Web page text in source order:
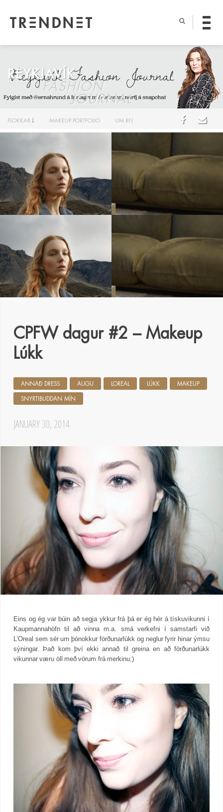
REYKJAVÍK
FASHION
JOURNAL
FLOKKAR MAKEUP PORTFOLIO UM RFJ
CPFW dagur #2 – Makeup
Lúkk
JANUARY 30, 2014
ANNAÐ DRESS AUGU LOREAL LÚKK MAKEUP
SNYRTIBUDDAN MÍN
Eins og ég var búin að segja ykkur frá þá er ég hér á tískuvikunni í
Kaupmannahöfn til að vinna m.a. smá verkefni í samstarfi við
L’Oreal sem sér um þónokkur förðunarlúkk og neglur fyrir hinar ýmsu
sýningar. Það kom því ekki annað til greina en að förðunarlúkk
vikunnar væru öll með vörum frá merkinu;)